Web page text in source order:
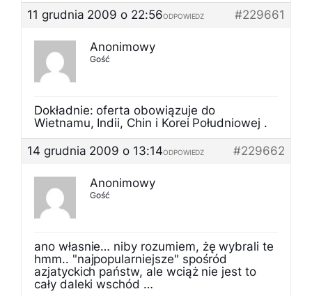
11 grudnia 2009 o 22:56
#229661
ODPOWIEDZ
Anonimowy
Gość
Dokładnie: oferta obowiązuje do
Wietnamu, Indii, Chin i Korei Południowej .
14 grudnia 2009 o 13:14
#229662
ODPOWIEDZ
Anonimowy
Gość
ano własnie… niby rozumiem, żę wybrali te
hmm.. "najpopularniejsze" spośród
azjatyckich państw, ale wciąż nie jest to
cały daleki wschód …